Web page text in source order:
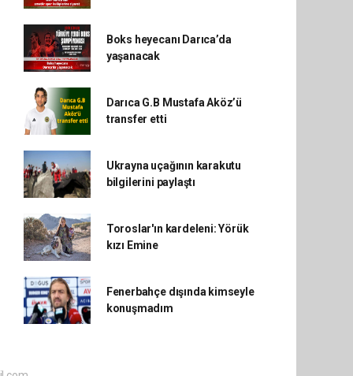
Boks heyecanı Darıca’da
yaşanacak
Darıca G.B Mustafa Aköz’ü
transfer etti
Ukrayna uçağının karakutu
bilgilerini paylaştı
Toroslar'ın kardeleni: Yörük
kızı Emine
Fenerbahçe dışında kimseyle
konuşmadım